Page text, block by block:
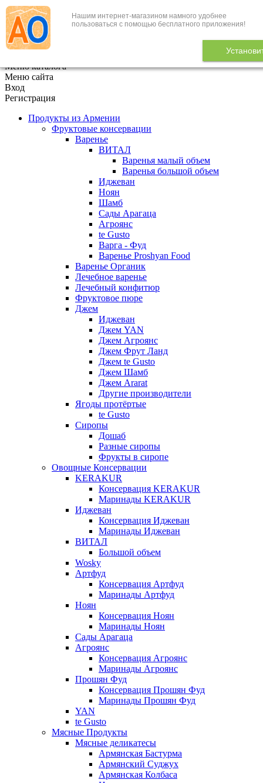
Нашим интернет-магазином намного удобнее
пользоваться с помощью бесплатного приложения!
+7 (495) 646-888-1
В корзине 0
Меню каталога
Меню сайта
Вход
Регистрация
Продукты из Армении
Фруктовые консервации
Варенье
ВИТАЛ
Варенья малый объем
Варенья большой объем
Иджеван
Ноян
Шамб
Сады Арагаца
Агроянс
te Gusto
Варга - Фуд
Варенье Proshyan Food
Варенье Органик
Лечебное варенье
Лечебный конфитюр
Фруктовое пюре
Джем
Иджеван
Джем YAN
Джем Агроянс
Джем Фрут Ланд
Джем te Gusto
Джем Шамб
Джем Ararat
Другие производители
Ягоды протёртые
te Gusto
Сиропы
Дошаб
Разные сиропы
Фрукты в сиропе
Овощные Консервации
KERAKUR
Консервация KERAKUR
Маринады KERAKUR
Иджеван
Консервация Иджеван
Маринады Иджеван
ВИТАЛ
Большой объем
Wosky
Артфуд
Консервация Артфуд
Маринады Артфуд
Ноян
Консервация Ноян
Маринады Ноян
Сады Арагаца
Агроянс
Консервация Агроянс
Маринады Агроянс
Прошян Фуд
Консервация Прошян Фуд
Маринады Прошян Фуд
YAN
te Gusto
Мясные Продукты
Мясные деликатесы
Армянская Бастурма
Армянский Суджух
Армянская Колбаса